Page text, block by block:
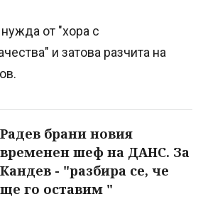
от "хора с
и затова разчита на
Радев брани новия
временен шеф на ДАНС. За
Кандев - "разбира се, че
ще го оставим "